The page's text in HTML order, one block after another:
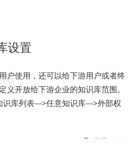
设置
户使用，还可以给下游用户或者终
义开放给下游企业的知识库范围。
库列表--->任意知识库--->外部权